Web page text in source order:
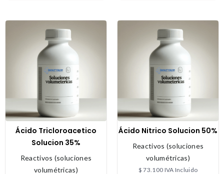
Ácido Tricloroacetico
Solucion 35%
Reactivos (soluciones
volumétricas)
Ácido Nitrico Solucion 50%
Reactivos (soluciones
volumétricas)
$ 73.100 IVA Incluido